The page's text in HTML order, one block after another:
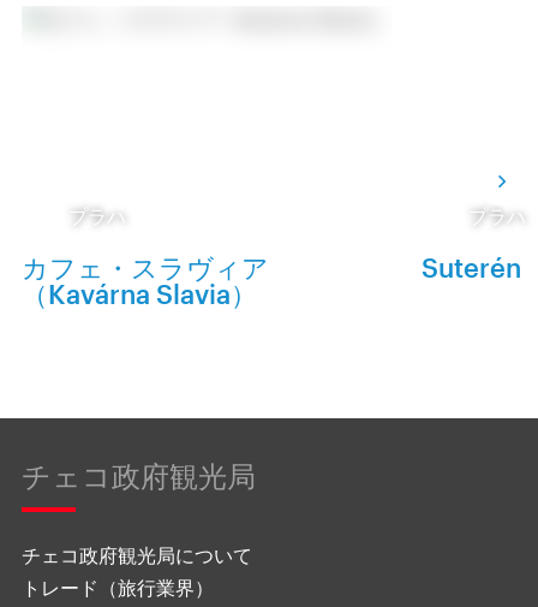
プラハ
カフェ・スラヴィア
（Kavárna Slavia）
プラハ
Suterén
チェコ政府観光局
チェコ政府観光局について
トレード（旅行業界）